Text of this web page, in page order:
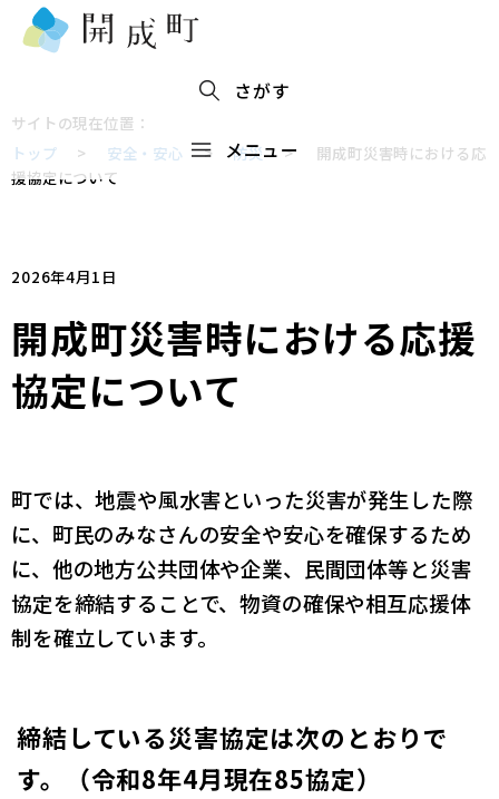
さがす
メニュー
サイトの現在位置：
トップ > 安全・安心 >防災>
開成町災害時における応
援協定について
2026年4月1日
開成町災害時における応援
協定について
町では、地震や風水害といった災害が発生した際
に、町民のみなさんの安全や安心を確保するため
に、他の地方公共団体や企業、民間団体等と災害
協定を締結することで、物資の確保や相互応援体
制を確立しています。
締結している災害協定は次のとおりで
す。（令和8年4月現在85協定）